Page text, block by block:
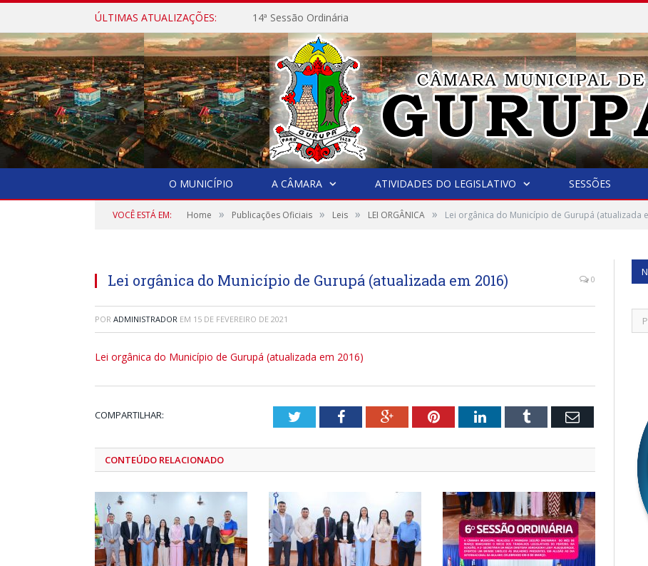
ÚLTIMAS ATUALIZAÇÕES: 14ª Sessão Ordinária
O MUNICÍPIO A CÂMARA ATIVIDADES DO LEGISLATIVO SESSÕES
VOCÊ ESTÁ EM: Home » Publicações Oficiais » Leis » LEI ORGÂNICA » Lei orgânica do Município de Gurupá (atualizada
Lei orgânica do Município de Gurupá (atualizada em 2016) 0
POR ADMINISTRADOR EM 15 DE FEVEREIRO DE 2021
Lei orgânica do Município de Gurupá (atualizada em 2016)
COMPARTILHAR: TwitterFacebookGoogle+PinterestLinkedInTumblr Email
CONTEÚDO RELACIONADO